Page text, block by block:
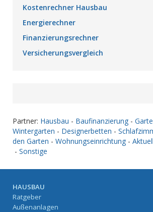
Kostenrechner Hausbau
Energierechner
Finanzierungsrechner
Versicherungsvergleich
Partner: Hausbau - Baufinanzierung -
Wintergarten - Designerbetten -
den Garten - Wohnungseinrichtung -
- Sonstige
HAUSBAU
Ratgeber
Außenanlagen